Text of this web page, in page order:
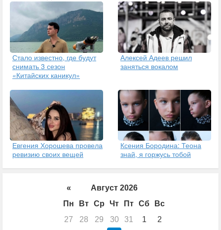
Стало известно, где будут
снимать 3 сезон
«Китайских каникул»
Алексей Адеев решил
заняться вокалом
Евгения Хорошева провела
ревизию своих вещей
Ксения Бородина: Теона
знай, я горжусь тобой
«
Август 2026
Пн
Вт Ср Чт Пт Сб
Вс
27
28 29 30 31 1 2